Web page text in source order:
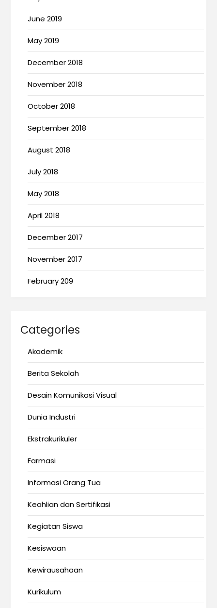
June 2019
May 2019
December 2018
November 2018
October 2018
September 2018
August 2018
July 2018
May 2018
April 2018
December 2017
November 2017
February 209
Categories
Akademik
Berita Sekolah
Desain Komunikasi Visual
Dunia Industri
Ekstrakurikuler
Farmasi
Informasi Orang Tua
Keahlian dan Sertifikasi
Kegiatan Siswa
Kesiswaan
Kewirausahaan
Kurikulum